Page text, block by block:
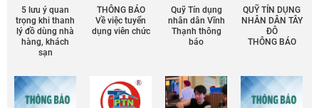
5 lưu ý quan
trọng khi thanh
lý đồ dùng nhà
hàng, khách
sạn
THÔNG BÁO
Về việc tuyển
dụng viên chức
Quỹ Tín dụng
nhân dân Vĩnh
Thạnh thông
báo
QUỸ TÍN DỤNG
NHÂN DÂN TÂY
ĐÔ
THÔNG BÁO